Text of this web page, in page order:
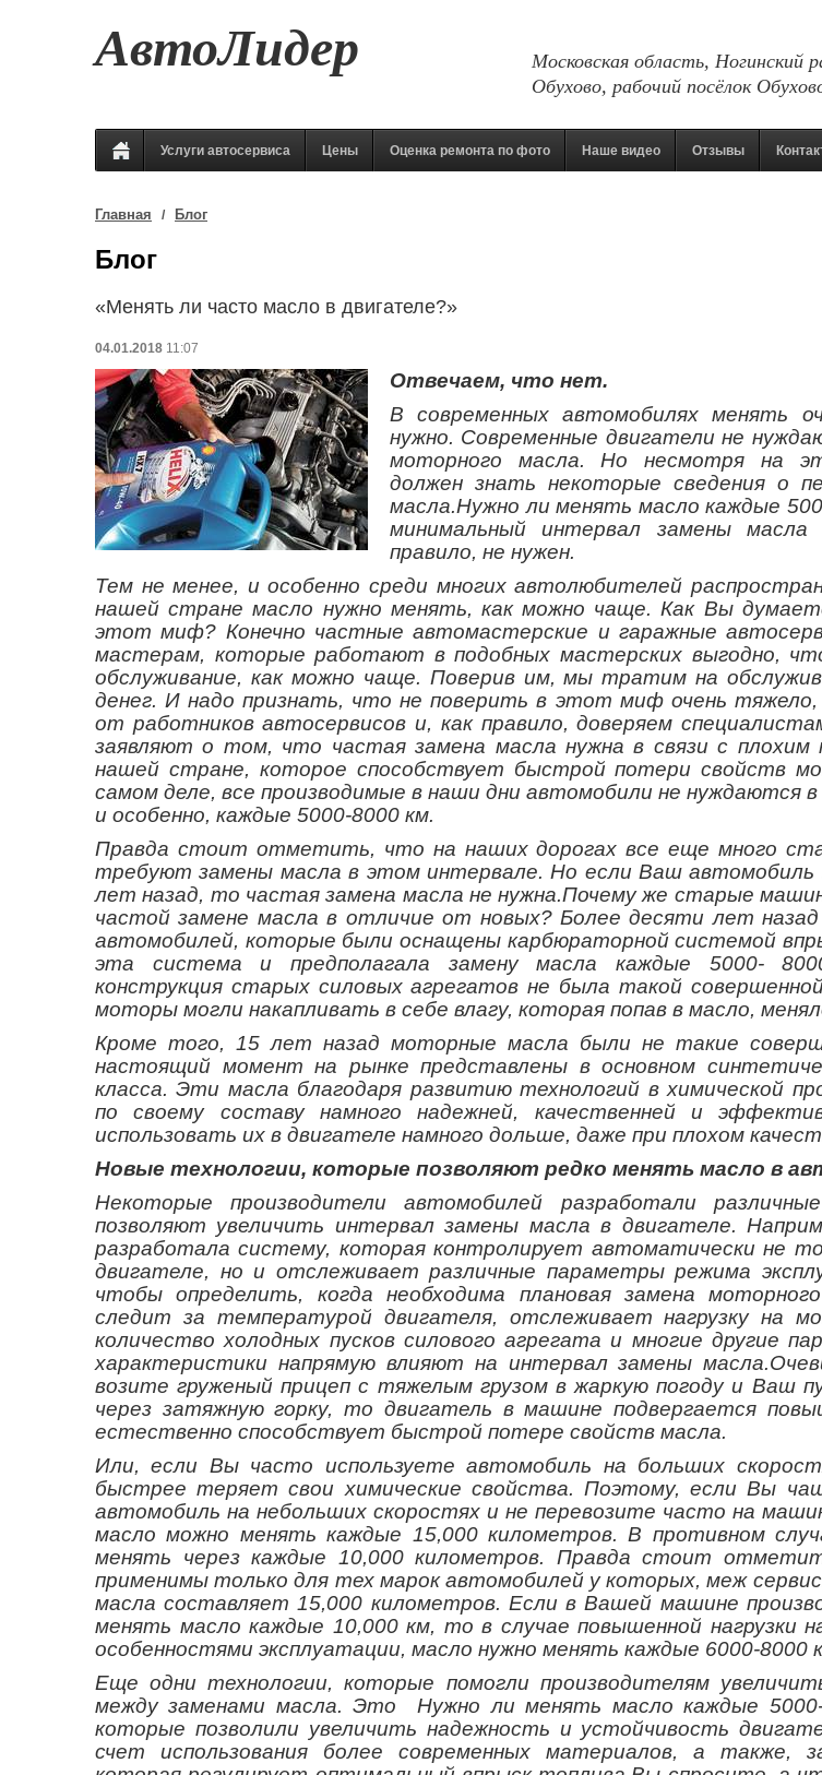
АвтоЛидер
Московская область, Ногинский
Обухово, рабочий посёлок
Услуги автосервиса Цены Оценка ремонта по фото Наше видео Отзывы
Главная Блог
Блог
«Менять ли часто масло в двигателе?»
04.01.2018 11:07
Отвечаем, что нет.
В современных автомобилях менять
нужно. Современные двигатели не
моторного масла. Но несмотря на
должен знать некоторые сведения о
масла.Нужно ли менять масло каждые
минимальный интервал замены
правило, не нужен.
Тем не менее, и особенно среди многих автолюбителей
нашей стране масло нужно менять, как можно чаще. Как Вы
этот миф? Конечно частные автомастерские и гаражные
мастерам, которые работают в подобных мастерских выгодно,
обслуживание, как можно чаще. Поверив им, мы тратим на
денег. И надо признать, что не поверить в этот миф очень
от работников автосервисов и, как правило, доверяем
заявляют о том, что частая замена масла нужна в связи с плохим
нашей стране, которое способствует быстрой потери свойств
самом деле, все производимые в наши дни автомобили не нуждаются
и особенно, каждые 5000-8000 км.
Правда стоит отметить, что на наших дорогах все еще много
требуют замены масла в этом интервале. Но если Ваш автомобиль
лет назад, то частая замена масла не нужна.Почему же старые
частой замене масла в отличие от новых? Более десяти лет
автомобилей, которые были оснащены карбюраторной системой
эта система и предполагала замену масла каждые 5000-
конструкция старых силовых агрегатов не была такой
моторы могли накапливать в себе влагу, которая попав в масло,
Кроме того, 15 лет назад моторные масла были не такие
настоящий момент на рынке представлены в основном
класса. Эти масла благодаря развитию технологий в химической
по своему составу намного надежней, качественней и
использовать их в двигателе намного дольше, даже при плохом
Новые технологии, которые позволяют редко менять масло в
Некоторые производители автомобилей разработали
позволяют увеличить интервал замены масла в двигателе.
разработала систему, которая контролирует автоматически не
двигателе, но и отслеживает различные параметры режима
чтобы определить, когда необходима плановая замена
следит за температурой двигателя, отслеживает нагрузку на
количество холодных пусков силового агрегата и многие другие
характеристики напрямую влияют на интервал замены
возите груженый прицеп с тяжелым грузом в жаркую погоду и Ваш
через затяжную горку, то двигатель в машине подвергается
естественно способствует быстрой потере свойств масла.
Или, если Вы часто используете автомобиль на больших
быстрее теряет свои химические свойства. Поэтому, если Вы
автомобиль на небольших скоростях и не перевозите часто на
масло можно менять каждые 15,000 километров. В противном
менять через каждые 10,000 километров. Правда стоит
применимы только для тех марок автомобилей у которых, меж
масла составляет 15,000 километров. Если в Вашей машине
менять масло каждые 10,000 км, то в случае повышенной нагрузки
особенностями эксплуатации, масло нужно менять каждые 6000-8000
Еще одни технологии, которые помогли производителям
между заменами масла. Это Нужно ли менять масло каждые 5000-
которые позволили увеличить надежность и устойчивость
счет использования более современных материалов, а также,